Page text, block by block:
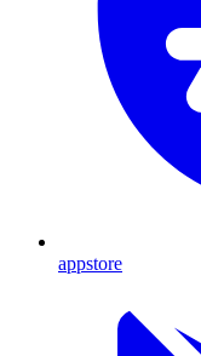
appstore